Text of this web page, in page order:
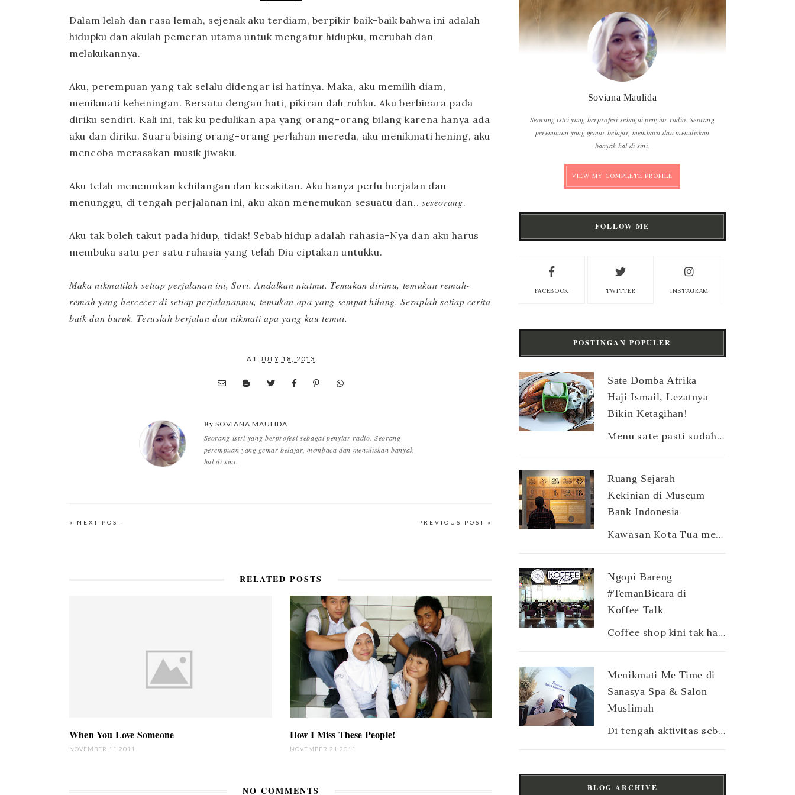
Dalam lelah dan rasa lemah, sejenak aku terdiam, berpikir baik-baik bahwa ini adalah
hidupku dan akulah pemeran utama untuk mengatur hidupku, merubah dan
melakukannya.
Aku, perempuan yang tak selalu didengar isi hatinya. Maka, aku memilih diam,
menikmati keheningan. Bersatu dengan hati, pikiran dah ruhku. Aku berbicara pada
diriku sendiri. Kali ini, tak ku pedulikan apa yang orang-orang bilang karena hanya ada
aku dan diriku. Suara bising orang-orang perlahan mereda, aku menikmati hening, aku
mencoba merasakan musik jiwaku.
Aku telah menemukan kehilangan dan kesakitan. Aku hanya perlu berjalan dan
menunggu, di tengah perjalanan ini, aku akan menemukan sesuatu dan.. seseorang.
Aku tak boleh takut pada hidup, tidak! Sebab hidup adalah rahasia-Nya dan aku harus
membuka satu per satu rahasia yang telah Dia ciptakan untukku.
Maka nikmatilah setiap perjalanan ini, Sovi. Andalkan niatmu. Temukan dirimu, temukan remah-
remah yang bercecer di setiap perjalananmu, temukan apa yang sempat hilang. Seraplah setiap cerita
baik dan buruk. Teruslah berjalan dan nikmati apa yang kau temui.
AT JULY 18, 2013
By SOVIANA MAULIDA
Seorang istri yang berprofesi sebagai penyiar radio. Seorang
perempuan yang gemar belajar, membaca dan menuliskan banyak
hal di sini.
« NEXT POST PREVIOUS POST »
RELATED POSTS
When You Love Someone
NOVEMBER 11 2011
How I Miss These People!
NOVEMBER 21 2011
NO COMMENTS
Soviana Maulida
Seorang istri yang berprofesi sebagai penyiar radio. Seorang
perempuan yang gemar belajar, membaca dan menuliskan
banyak hal di sini.
VIEW MY COMPLETE PROFILE
FOLLOW ME
FACEBOOK TWITTER INSTAGRAM
POSTINGAN POPULER
Sate Domba Afrika
Haji Ismail, Lezatnya
Bikin Ketagihan!
Menu sate pasti sudah nggak asing lagi buat orang Indonesia. Apalagi jenisnya sangat beragam, ada sate ayam, sate sapi, sate kambing, sate ...
Ruang Sejarah
Kekinian di Museum
Bank Indonesia
Kawasan Kota Tua memang terdapat banyak sekali museum. Ada museum Mandiri, museum Bank Indonesia, museum Fatahillah yang iconic, museum way...
Ngopi Bareng
#TemanBicara di
Koffee Talk
Coffee shop kini tak hanya diburu oleh para penikmat kopi, tapi juga dicari oleh semua kalangan dari mahasiswa, karyawan hingga ibu rumah ...
Menikmati Me Time di
Sanasya Spa & Salon
Muslimah
Di tengah aktivitas sebagai ibu rumah tangga atau pun ibu pekerja, sesungguhnya para mamak tetap membutuhkan yang namanya me time . Sela...
BLOG ARCHIVE